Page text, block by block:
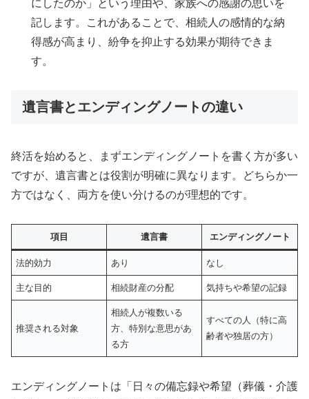
にしたのか」という理由や、家族への感謝の思いを
記します。これがあることで、相続人の感情的な納
得感が高まり、紛争を抑止する効果が期待できま
す。
遺言書とエンディングノートの違い
終活を始めると、まずエンディングノートを書く方が多い
ですが、遺言書とは役割が明確に異なります。どちらか一
方ではなく、両方を使い分けるのが理想的です。
項目 遺言書 エンディングノート
法的効力 あり なし
主な目的 相続財産の分配 気持ちや希望の記録
推奨される対象
相続人が複数いる
方、特別な意思があ
る方
すべての人（特に高
齢者や独居の方）
エンディングノートは「日々の備忘録や希望（葬儀・介護